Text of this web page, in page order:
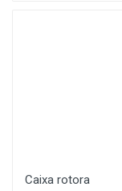
Caixa rotora